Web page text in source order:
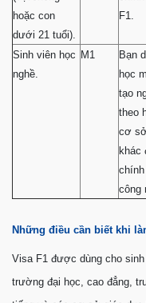
hoặc con
dưới 21 tuổi).
F1.
Sinh viên học
nghề.
M1
Bạn
học
tạo
theo
cơ
khác
công
Những điều cần biết khi
Visa F1 được dùng cho
trường đại học, cao đẳng,